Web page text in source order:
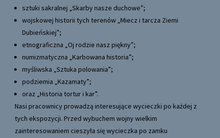
sztuki sakralnej „Skarby nasze duchowe”;
wojskowej historii tych terenów „Miecz i tarcza Ziemi
Dubieńskiej”;
etnograficzna „Oj rodzie nasz piękny”;
numizmatyczna „Karbowana historia”;
myśliwska „Sztuka polowania”;
podziemia „Kazamaty”;
oraz „Historia tortur i kar”.
Nasi pracownicy prowadzą interesujące wycieczki po każdej z
tych ekspozycji. Przed wybuchem wojny wielkim
zainteresowaniem cieszyła się wycieczka po zamku